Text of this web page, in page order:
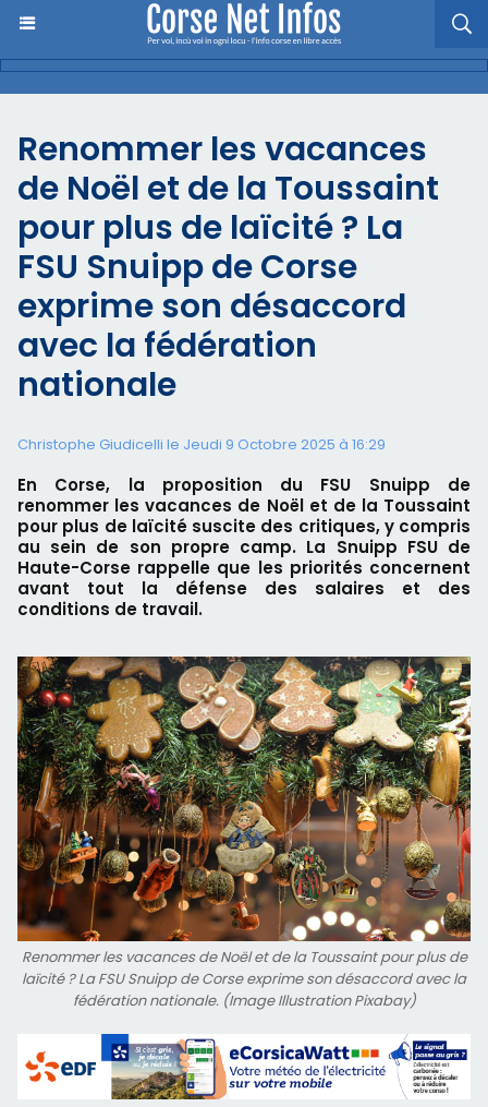
Renommer les vacances
de Noël et de la Toussaint
pour plus de laïcité ? La
FSU Snuipp de Corse
exprime son désaccord
avec la fédération
nationale
Christophe Giudicelli le Jeudi 9 Octobre 2025 à 16:29
En Corse, la proposition du FSU Snuipp de
renommer les vacances de Noël et de la Toussaint
pour plus de laïcité suscite des critiques, y compris
au sein de son propre camp. La Snuipp FSU de
Haute-Corse rappelle que les priorités concernent
avant tout la défense des salaires et des
conditions de travail.
Renommer les vacances de Noël et de la Toussaint pour plus de
laïcité ? La FSU Snuipp de Corse exprime son désaccord avec la
fédération nationale. (Image Illustration Pixabay)